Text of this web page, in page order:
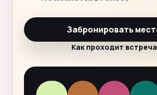
Забронировать
Как проходит встреча